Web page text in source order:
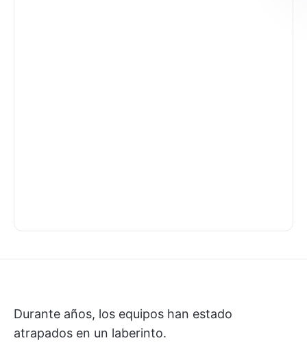
Durante años, los equipos han estado
atrapados en un laberinto.